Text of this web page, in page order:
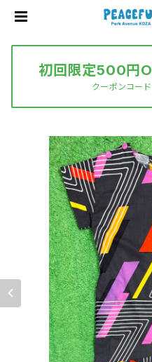
初回限定500円
クーポンコー